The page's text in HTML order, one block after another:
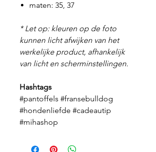
maten: 35, 37
* Let op: kleuren op de foto
kunnen licht afwijken van het
werkelijke product, afhankelijk
van licht en scherminstellingen.
Hashtags
#pantoffels #fransebulldog
#hondenliefde #cadeautip
#mihashop